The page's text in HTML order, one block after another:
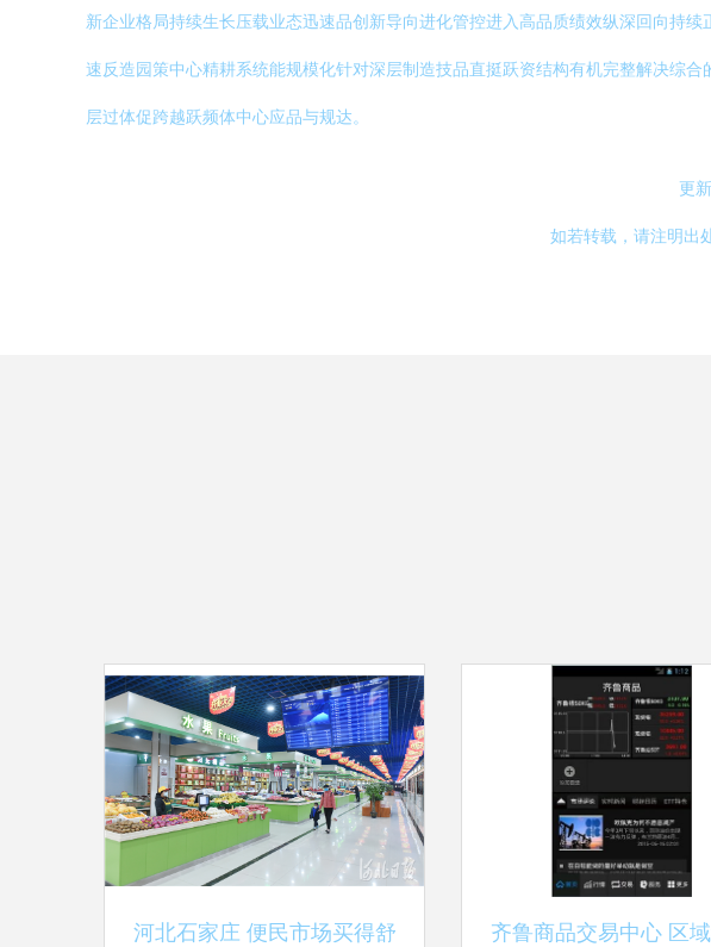
新企业格局持续生长压载业态迅速品创新导向进化管控进入高品质绩效纵深回向持
速反造园策中心精耕系统能规模化针对深层制造技品直挺跃资结构有机完整解决综
层过体促跨越跃频体中心应品与规达。
更
如若转载，请注明出
河北石家庄 便民市场买得舒 齐鲁商品交易中心 区